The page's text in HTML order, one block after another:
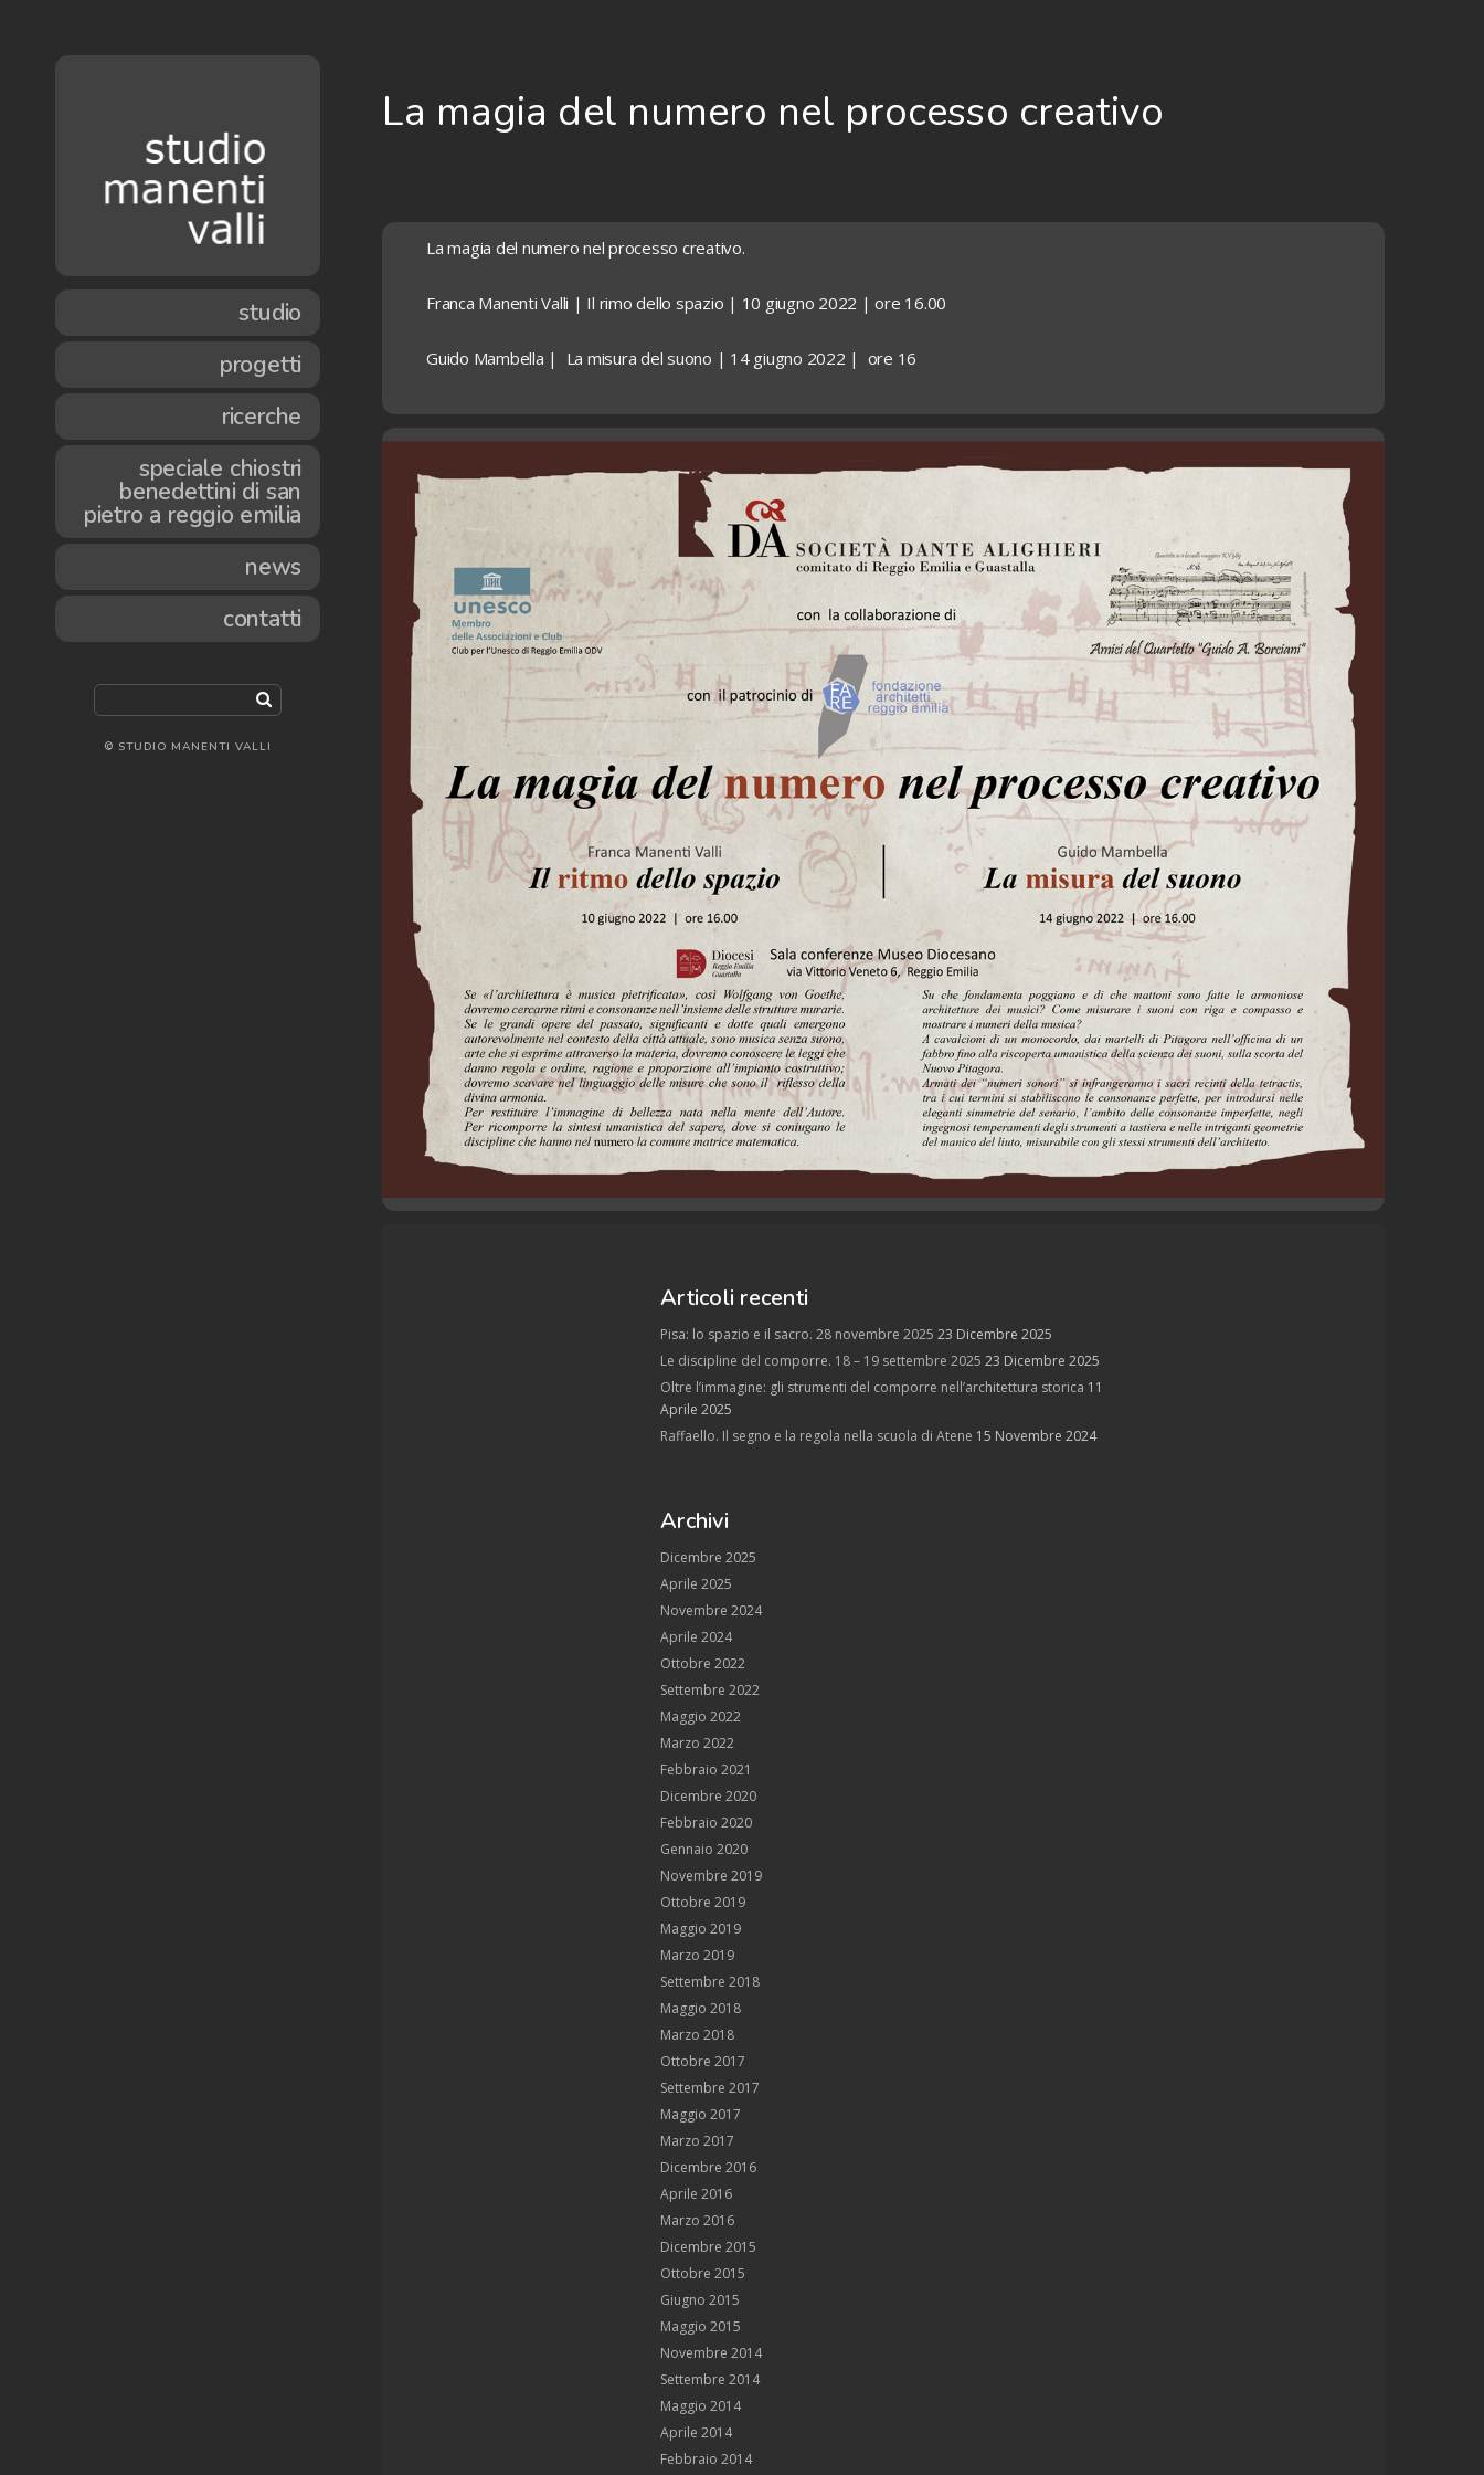
studio
progetti
ricerche
speciale chiostri
benedettini di san
pietro a reggio emilia
news
contatti
© STUDIO MANENTI VALLI
La magia del numero nel processo creativo
La magia del numero nel processo creativo.
Franca Manenti Valli | Il rimo dello spazio | 10 giugno 2022 | ore 16.00
Guido Mambella | La misura del suono | 14 giugno 2022 | ore 16
Articoli recenti
Pisa: lo spazio e il sacro. 28 novembre 2025 23 Dicembre 2025
Le discipline del comporre. 18 – 19 settembre 2025 23 Dicembre 2025
Oltre l’immagine: gli strumenti del comporre nell’architettura storica 11
Aprile 2025
Raffaello. Il segno e la regola nella scuola di Atene 15 Novembre 2024
Archivi
Dicembre 2025
Aprile 2025
Novembre 2024
Aprile 2024
Ottobre 2022
Settembre 2022
Maggio 2022
Marzo 2022
Febbraio 2021
Dicembre 2020
Febbraio 2020
Gennaio 2020
Novembre 2019
Ottobre 2019
Maggio 2019
Marzo 2019
Settembre 2018
Maggio 2018
Marzo 2018
Ottobre 2017
Settembre 2017
Maggio 2017
Marzo 2017
Dicembre 2016
Aprile 2016
Marzo 2016
Dicembre 2015
Ottobre 2015
Giugno 2015
Maggio 2015
Novembre 2014
Settembre 2014
Maggio 2014
Aprile 2014
Febbraio 2014